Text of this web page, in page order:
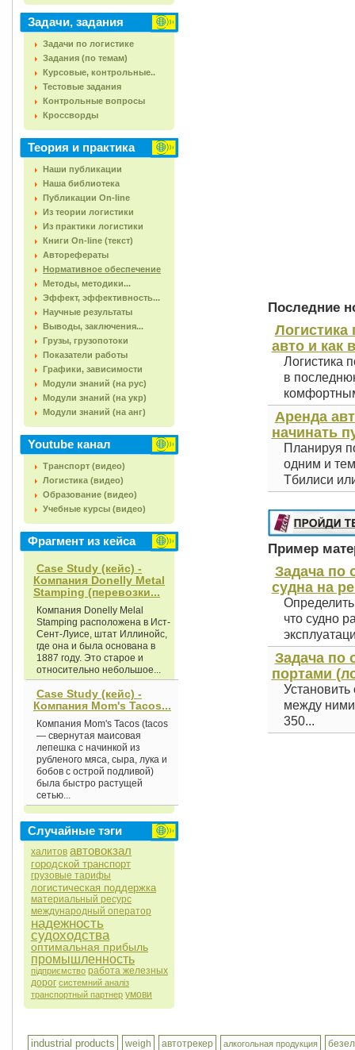
Задачи, задания
Задачи по логистике
Задания (по темам)
Курсовые, контрольные..
Тестовые задания
Контрольные вопросы
Кроссворды
Теория и практика
Наши публикации
Наша библиотека
Публикации On-line
Из теории логистики
Из практики логистики
Книги On-line (текст)
Авторефераты
Нормативное обеспечение
Методы, методики...
Эффект, эффективность...
Научные результаты
Выводы, заключения...
Грузы, грузопотоки
Показатели работы
Графики, зависимости
Модули знаний (на рус)
Модули знаний (на укр)
Модули знаний (на анг)
Youtube канал
Транспорт (видео)
Логистика (видео)
Образование (видео)
Учебные курсы (видео)
Фрагмент из кейса
Case Study (кейс) -
Компания Donelly Metal
Stamping (перевозки...
Компания Donelly Melal
Stamping расположена в Ист-
Сент-Луисе, штат Иллинойс,
где она и была основана в
1887 году. Это старое и
относительно небольшое...
Case Study (кейс) -
Компания Mom's Tacos...
Компания Mom's Tacos (tacos
— свернутая маисовая
лепешка с начинкой из
рубленого мяса, сыра, лука и
бобов с острой подливой)
была быстро растущей
сетью...
Случайные тэги
xалитов автовокзал
городской транспорт
грузовые тарифы
логистическая поддержка
материальный ресурс
международный оператор
надежность
судоходства
оптимальная прибыль
промышленность
підприємство работа железных
дорог системний аналіз
транспортный партнер умови
Последние
Логистика
авто и как
Логистика
в
Аренда
начинать
Планируя
одним и
Тбилиси
Пример
Задача по
судна на
что судно
Задача по
портами
между ними
350...
industrial products weigh автотрекер алкогольная продукция